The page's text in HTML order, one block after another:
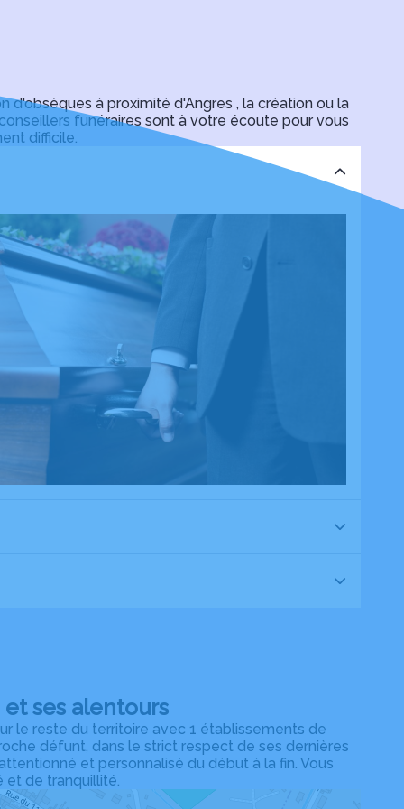
à proximité d'Angres , la création ou la
funéraires sont à votre écoute pour vous
difficile.
ses alentours
le reste du territoire avec 1 établissements de
défunt, dans le strict respect de ses dernières
et personnalisé du début à la fin. Vous
et de tranquillité.